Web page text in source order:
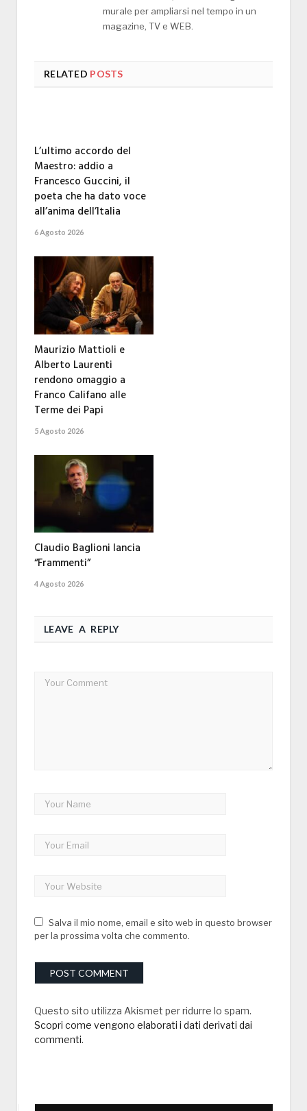
murale per ampliarsi nel tempo in un
magazine, TV e WEB.
RELATED POSTS
L’ultimo accordo del
Maestro: addio a
Francesco Guccini, il
poeta che ha dato voce
all’anima dell’Italia
6 Agosto 2026
Maurizio Mattioli e
Alberto Laurenti
rendono omaggio a
Franco Califano alle
Terme dei Papi
5 Agosto 2026
Claudio Baglioni lancia
“Frammenti”
4 Agosto 2026
LEAVE A REPLY
Salva il mio nome, email e sito web in questo browser
per la prossima volta che commento.
Questo sito utilizza Akismet per ridurre lo spam.
Scopri come vengono elaborati i dati derivati dai
commenti.